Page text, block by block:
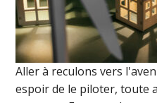
Aller à reculons vers
espoir de le piloter, toute